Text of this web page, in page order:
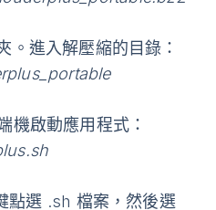
。進入解壓縮的目錄：
機啟動應用程式：
點選 .sh 檔案，然後選